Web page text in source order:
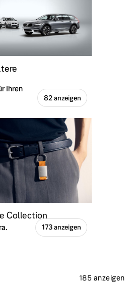
Ihren
82 anzeigen
Collection
173 anzeigen
185 anzeigen